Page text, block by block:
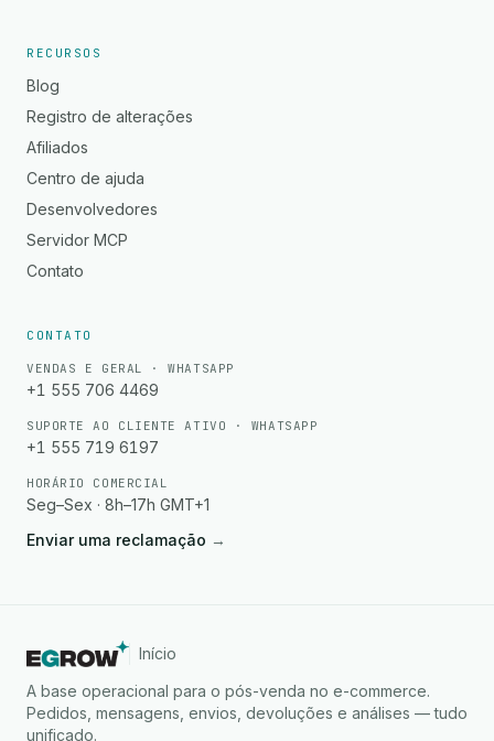
RECURSOS
Blog
Registro de alterações
Afiliados
Centro de ajuda
Desenvolvedores
Servidor MCP
Contato
CONTATO
VENDAS E GERAL · WHATSAPP
+1 555 706 4469
SUPORTE AO CLIENTE ATIVO · WHATSAPP
+1 555 719 6197
HORÁRIO COMERCIAL
Seg–Sex · 8h–17h GMT+1
Enviar uma reclamação →
Início
A base operacional para o pós-venda no e-commerce.
Pedidos, mensagens, envios, devoluções e análises — tudo
unificado.